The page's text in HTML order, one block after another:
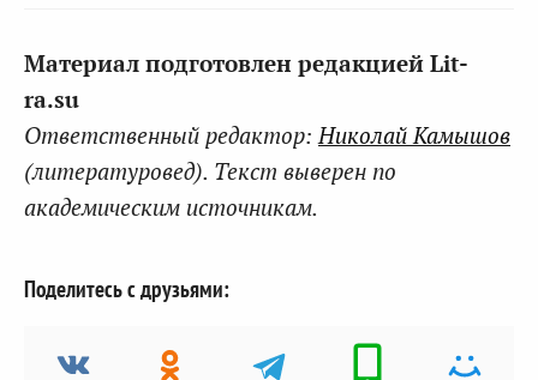
Материал подготовлен редакцией Lit-
ra.su
Ответственный редактор:Николай Камышов
(литературовед). Текст выверен по
академическим источникам.
Поделитесь с друзьями: